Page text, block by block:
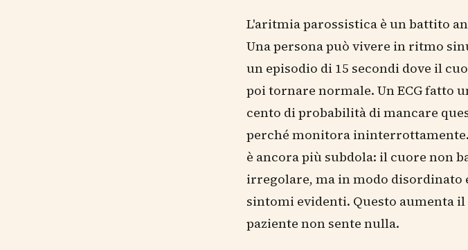
L'aritmia parossistica è un battito
Una persona può vivere in ritmo
un episodio di 15 secondi dove il
poi tornare normale. Un ECG fatto
cento di probabilità di mancare
perché monitora
è ancora più subdola: il cuore non
irregolare, ma in modo disordinato
sintomi evidenti. Questo aumenta
paziente non sente nulla.